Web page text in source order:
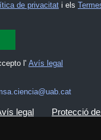
de privacitati els
l' Avís legal
legal Protecció